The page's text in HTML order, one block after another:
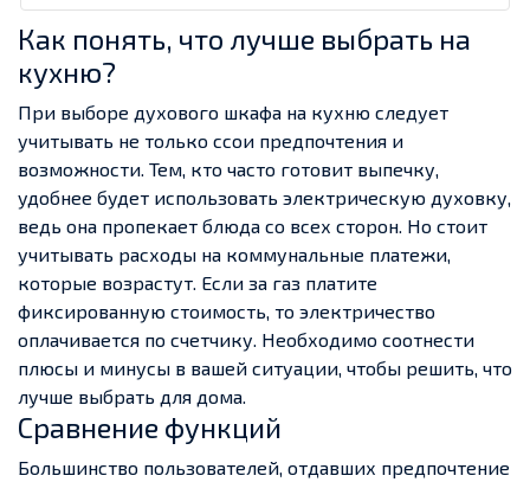
Как понять, что лучше выбрать на
кухню?
При выборе духового шкафа на кухню следует
учитывать не только ссои предпочтения и
возможности. Тем, кто часто готовит выпечку,
удобнее будет использовать электрическую духовку,
ведь она пропекает блюда со всех сторон. Но стоит
учитывать расходы на коммунальные платежи,
которые возрастут. Если за газ платите
фиксированную стоимость, то электричество
оплачивается по счетчику. Необходимо соотнести
плюсы и минусы в вашей ситуации, чтобы решить, что
лучше выбрать для дома.
Сравнение функций
Большинство пользователей, отдавших предпочтение